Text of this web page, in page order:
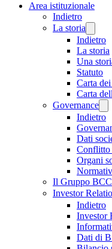
Area istituzionale
Indietro
La storia
Indietro
La storia
Una
Statuto
Carta
Carta
Governance
Indietro
Dati
Conflitto
Organi
Il Gruppo
Investor
Indietro
Investor
Dati di